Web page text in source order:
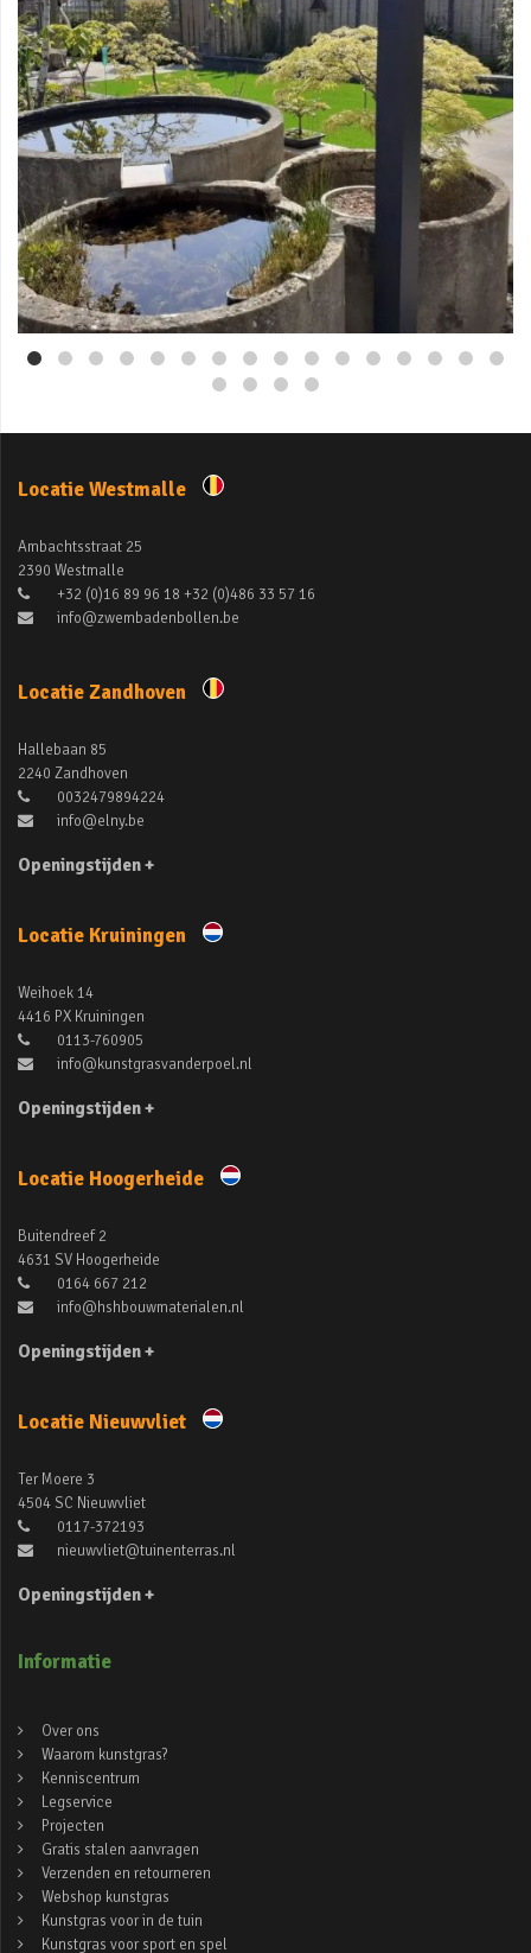
Mei 3
Locatie Westmalle
Ambachtsstraat 25
2390 Westmalle
+32 (0)16 89 96 18 +32 (0)486 33 57 16
info@zwembadenbollen.be
Locatie Zandhoven
Hallebaan 85
2240 Zandhoven
0032479894224
info@elny.be
Openingstijden +
Locatie Kruiningen
Weihoek 14
4416 PX Kruiningen
0113-760905
info@kunstgrasvanderpoel.nl
Openingstijden +
Locatie Hoogerheide
Buitendreef 2
4631 SV Hoogerheide
0164 667 212
info@hshbouwmaterialen.nl
Openingstijden +
Locatie Nieuwvliet
Ter Moere 3
4504 SC Nieuwvliet
0117-372193
nieuwvliet@tuinenterras.nl
Openingstijden +
Informatie
Over ons
Waarom kunstgras?
Kenniscentrum
Legservice
Projecten
Gratis stalen aanvragen
Verzenden en retourneren
Webshop kunstgras
Kunstgras voor in de tuin
Kunstgras voor sport en spel